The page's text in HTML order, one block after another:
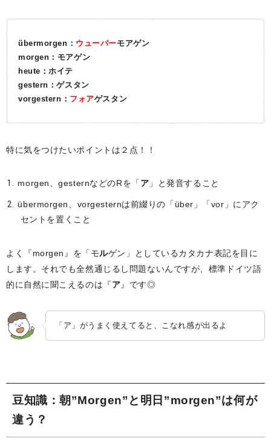
übermorgen： ウューバーモアゲン
morgen：モアゲン
heute：ホイテ
gestern：ゲスタン
vorgestern： フォアゲスタン
特に気をつけたいポイントは２点！！
morgen、gesternなどのRを「 ア 」と発音すること
übermorgen、vorgesternは前綴りの「über」「vor」にアク
セントを置くこと
よく『morgen』を「モルゲン」としているカタカナ表記を目に
します。それでも全然通じるし問題ないんですが、標準ドイツ語
的に自然に聞こえるのは『ア』です◎
「ア」がうまく使えてると、こなれ感が出るよ
豆知識：朝”Morgen”と明日”morgen”は何が
違う？